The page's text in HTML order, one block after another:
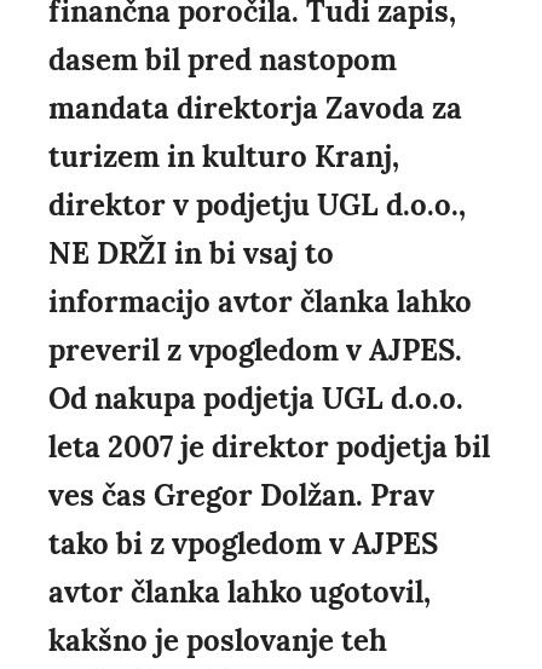
finančna poročila. Tudi zapis,
dasem bil pred nastopom
mandata direktorja Zavoda za
turizem in kulturo Kranj,
direktor v podjetju UGL d.o.o.,
NE DRŽI in bi vsaj to
informacijo avtor članka lahko
preveril z vpogledom v AJPES.
Od nakupa podjetja UGL d.o.o.
leta 2007 je direktor podjetja bil
ves čas Gregor Dolžan. Prav
tako bi z vpogledom v AJPES
avtor članka lahko ugotovil,
kakšno je poslovanje teh